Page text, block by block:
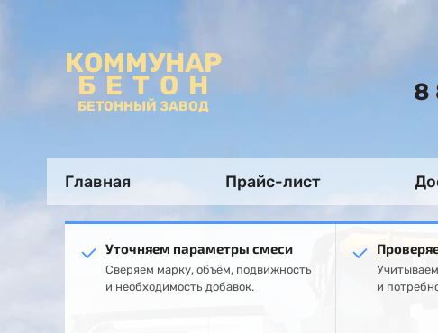
КОММУНАР
БЕТОН
БЕТОННЫЙ ЗАВОД 8
Главная Прайс-лист
Уточняем параметры смеси
Сверяем марку, объём, подвижность
и необходимость добавок.
и